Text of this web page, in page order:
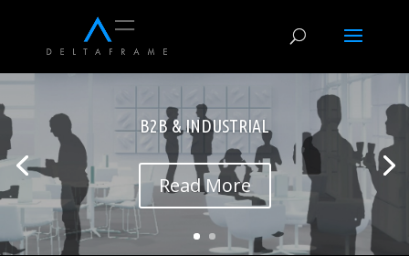
B2B & INDUSTRIAL
Read More